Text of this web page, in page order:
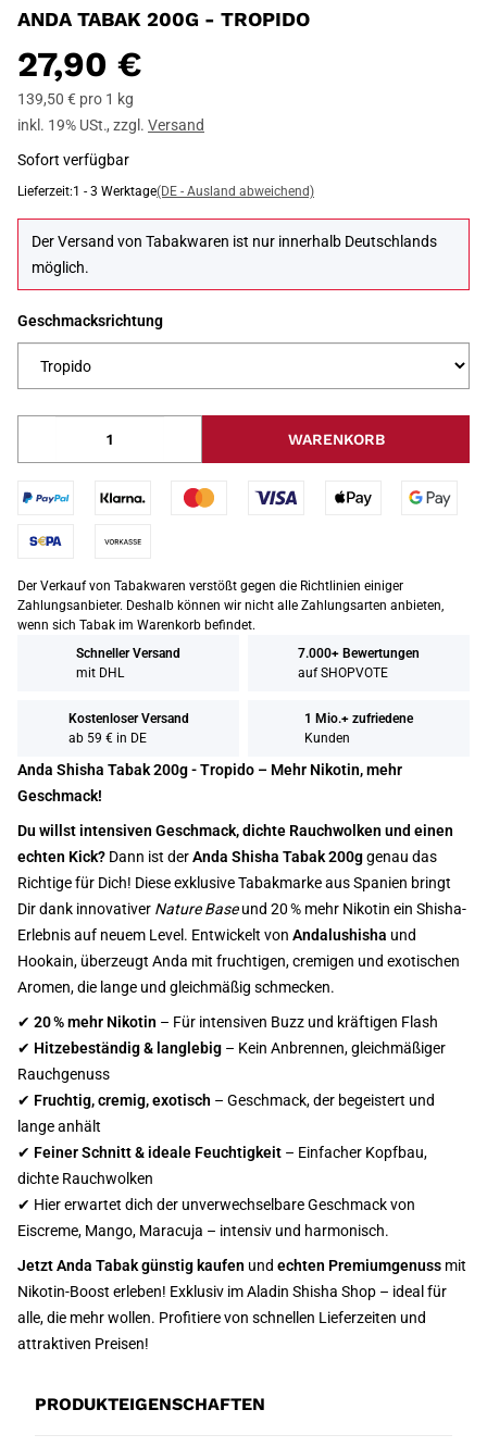
ANDA TABAK 200G - TROPIDO
27,90 €
139,50 € pro 1 kg
inkl. 19% USt., zzgl. Versand
Sofort verfügbar
Lieferzeit:1 - 3 Werktage(DE - Ausland abweichend)
Der Versand von Tabakwaren ist nur innerhalb Deutschlands
möglich.
Geschmacksrichtung
WARENKORB
Der Verkauf von Tabakwaren verstößt gegen die Richtlinien einiger
Zahlungsanbieter. Deshalb können wir nicht alle Zahlungsarten anbieten,
wenn sich Tabak im Warenkorb befindet.
Schneller Versand
mit DHL
7.000+ Bewertungen
auf SHOPVOTE
Kostenloser Versand
ab 59 € in DE
1 Mio.+ zufriedene
Kunden
Anda Shisha Tabak 200g - Tropido – Mehr Nikotin, mehr
Geschmack!
Du willst intensiven Geschmack, dichte Rauchwolken und einen
echten Kick? Dann ist derAnda Shisha Tabak 200ggenau das
Richtige für Dich! Diese exklusive Tabakmarke aus Spanien bringt
Dir dank innovativer Nature Baseund 20 % mehr Nikotin ein Shisha-
Erlebnis auf neuem Level. Entwickelt von Andalushisha und
Hookain, überzeugt Anda mit fruchtigen, cremigen und exotischen
Aromen, die lange und gleichmäßig schmecken.
✔ 20 % mehr Nikotin – Für intensiven Buzz und kräftigen Flash
✔ Hitzebeständig & langlebig – Kein Anbrennen, gleichmäßiger
Rauchgenuss
✔ Fruchtig, cremig, exotisch – Geschmack, der begeistert und
lange anhält
✔ Feiner Schnitt & ideale Feuchtigkeit – Einfacher Kopfbau,
dichte Rauchwolken
✔ Hier erwartet dich der unverwechselbare Geschmack von
Eiscreme, Mango, Maracuja – intensiv und harmonisch.
Jetzt Anda Tabak günstig kaufen und echten Premiumgenuss mit
Nikotin-Boost erleben! Exklusiv im Aladin Shisha Shop – ideal für
alle, die mehr wollen. Profitiere von schnellen Lieferzeiten und
attraktiven Preisen!
PRODUKTEIGENSCHAFTEN